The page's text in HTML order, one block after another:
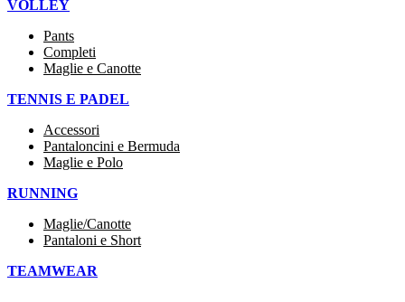
VOLLEY
Pants
Completi
Maglie e Canotte
TENNIS E PADEL
Accessori
Pantaloncini e Bermuda
Maglie e Polo
RUNNING
Maglie/Canotte
Pantaloni e Short
TEAMWEAR